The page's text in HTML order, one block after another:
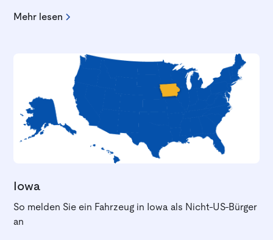
Mehr lesen
Iowa
So melden Sie ein Fahrzeug in Iowa als Nicht-US-Bürger
an